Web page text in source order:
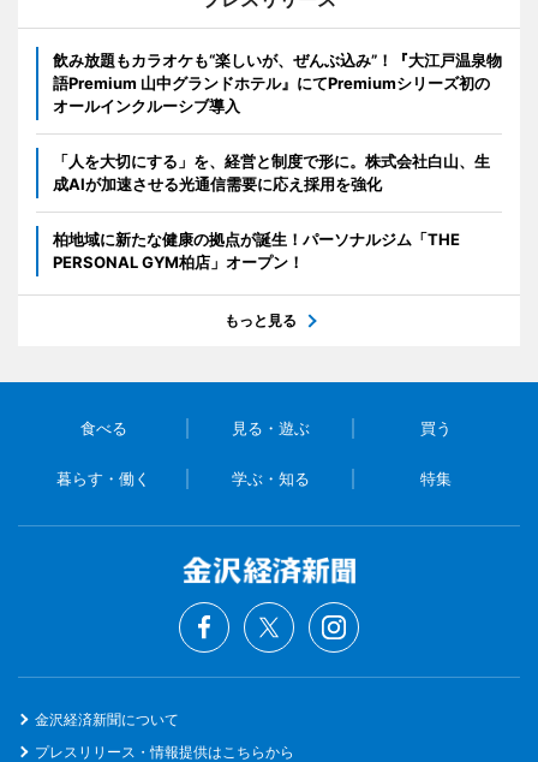
飲み放題もカラオケも“楽しいが、ぜんぶ込み”！『大江戸温泉物
語Premium 山中グランドホテル』にてPremiumシリーズ初の
オールインクルーシブ導入
「人を大切にする」を、経営と制度で形に。株式会社白山、生
成AIが加速させる光通信需要に応え採用を強化
柏地域に新たな健康の拠点が誕生！パーソナルジム「THE
PERSONAL GYM柏店」オープン！
もっと見る
食べる 見る・遊ぶ 買う
暮らす・働く 学ぶ・知る 特集
金沢経済新聞について
プレスリリース・情報提供はこちらから